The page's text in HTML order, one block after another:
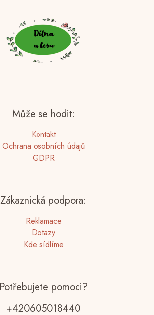
Může se hodit:
Kontakt
Ochrana osobních údajů
GDPR
Zákaznická podpora:
Reklamace
Dotazy
Kde sídlíme
Potřebujete pomoci?
+420605018440